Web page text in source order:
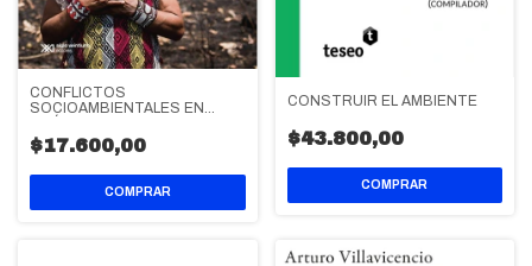
CONFLICTOS
SOCIOAMBIENTALES EN
$17.600,00
CONSTRUIR EL AMBIENTE
$43.800,00